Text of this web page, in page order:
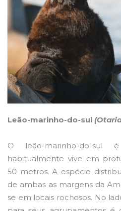
Leão-marinho-do-sul
O leão-marinho-do-
habitualmente vive em
50 metros. A espécie
de ambas as margens da
se em locais rochosos. No